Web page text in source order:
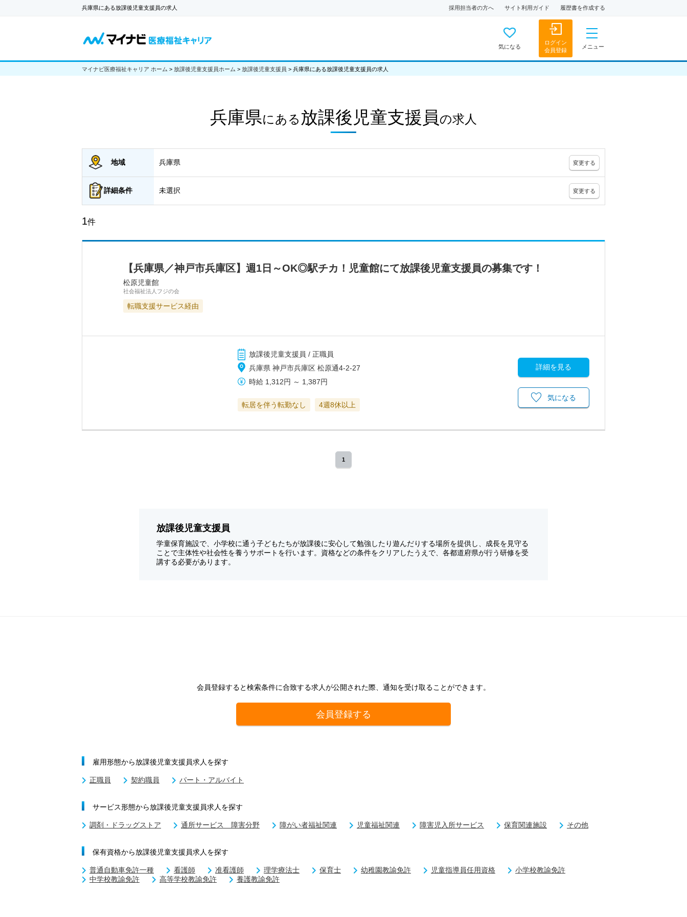
兵庫県にある放課後児童支援員の求人 採用担当者の方へ サイト利用ガイド 履歴書を作成する
気になる
ログイン
会員登録
メニュー
マイナビ医療福祉キャリア ホーム > 放課後児童支援員ホーム > 放課後児童支援員 > 兵庫県にある放課後児童支援員の求人
兵庫県にある 放課後児童支援員 の求人
地域 兵庫県 変更する
詳細条件 未選択 変更する
1件
【兵庫県／神戸市兵庫区】週1日～OK◎駅チカ！児童館にて放課後児童支援員の募集です！
松原児童館
社会福祉法人フジの会
転職支援サービス経由
放課後児童支援員 / 正職員
兵庫県 神戸市兵庫区 松原通4-2-27
時給 1,312円 ～ 1,387円
転居を伴う転勤なし 4週8休以上
詳細を見る
気になる
1
放課後児童支援員
学童保育施設で、小学校に通う子どもたちが放課後に安心して勉強したり遊んだりする場所を提供し、成長を見守る
ことで主体性や社会性を養うサポートを行います。資格などの条件をクリアしたうえで、各都道府県が行う研修を受
講する必要があります。
会員登録すると検索条件に合致する求人が公開された際、通知を受け取ることができます。
会員登録する
雇用形態から放課後児童支援員求人を探す
正職員 契約職員 パート・アルバイト
サービス形態から放課後児童支援員求人を探す
調剤・ドラッグストア 通所サービス 障害分野 障がい者福祉関連 児童福祉関連 障害児入所サービス 保育関連施設 その他
保有資格から放課後児童支援員求人を探す
普通自動車免許一種 看護師 准看護師 理学療法士 保育士 幼稚園教諭免許 児童指導員任用資格
小学校教諭免許
中学校教諭免許
高等学校教諭免許 養護教諭免許